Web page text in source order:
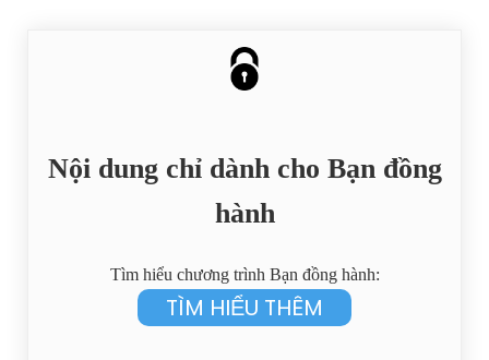
Nội dung chỉ dành cho Bạn đồng
hành
Tìm hiểu chương trình Bạn đồng hành:
TÌM HIỂU THÊM